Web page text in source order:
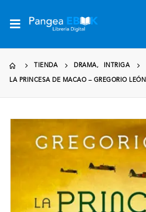
TIENDA DRAMA, INTRIGA
LA PRINCESA DE MACAO – GREGORIO LEÓN